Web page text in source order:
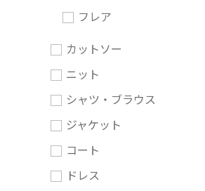
フレア
カットソー
ニット
シャツ・ブラウス
ジャケット
コート
ドレス